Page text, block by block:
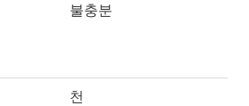
불충분
천